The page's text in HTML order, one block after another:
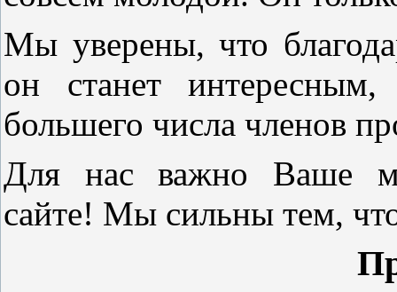
Мы уверены, что
он станет
большего числа членов
Для нас важно Ваше
сайте! Мы сильны тем,